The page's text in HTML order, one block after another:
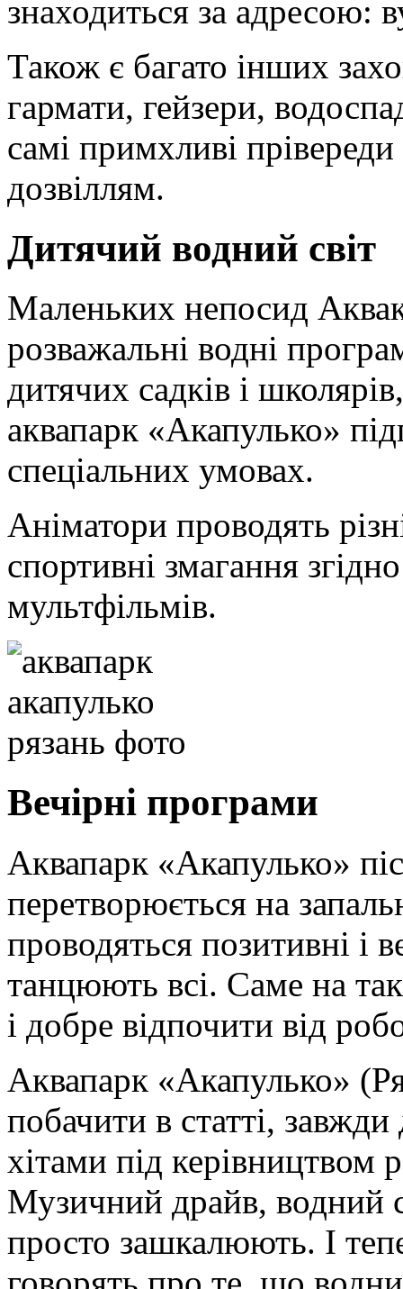
знаходиться за адресою:
Також є багато інших
гармати, гейзери,
самі примхливі
дозвіллям.
Дитячий водний світ
Маленьких непосид
розважальні водні
дитячих садків і
аквапарк «Акапулько»
спеціальних умовах.
Аніматори проводять
спортивні змагання
мультфільмів.
Вечірні програми
Аквапарк «Акапулько»
перетворюється на
проводяться позитивні і
танцюють всі. Саме на
і добре відпочити від
Аквапарк «Акапулько»
побачити в статті,
хітами під керівництвом
Музичний драйв, водний
просто зашкалюють. І